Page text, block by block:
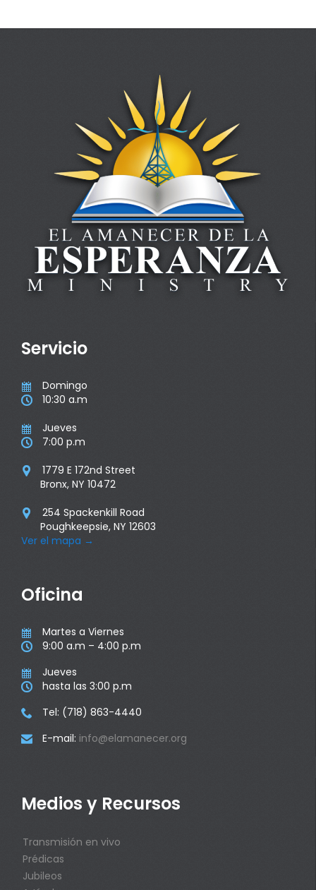
Servicio
 Domingo
 10:30 a.m
 Jueves
 7:00 p.m

1779 E 172nd Street
Bronx, NY 10472

254 Spackenkill Road
Poughkeepsie, NY 12603
Ver el mapa →
Oficina
 Martes a Viernes
 9:00 a.m – 4:00 p.m
 Jueves
 hasta las 3:00 p.m
 Tel: (718) 863-4440
 E-mail: info@elamanecer.org
Medios y Recursos
Transmisión en vivo
Prédicas
Jubileos